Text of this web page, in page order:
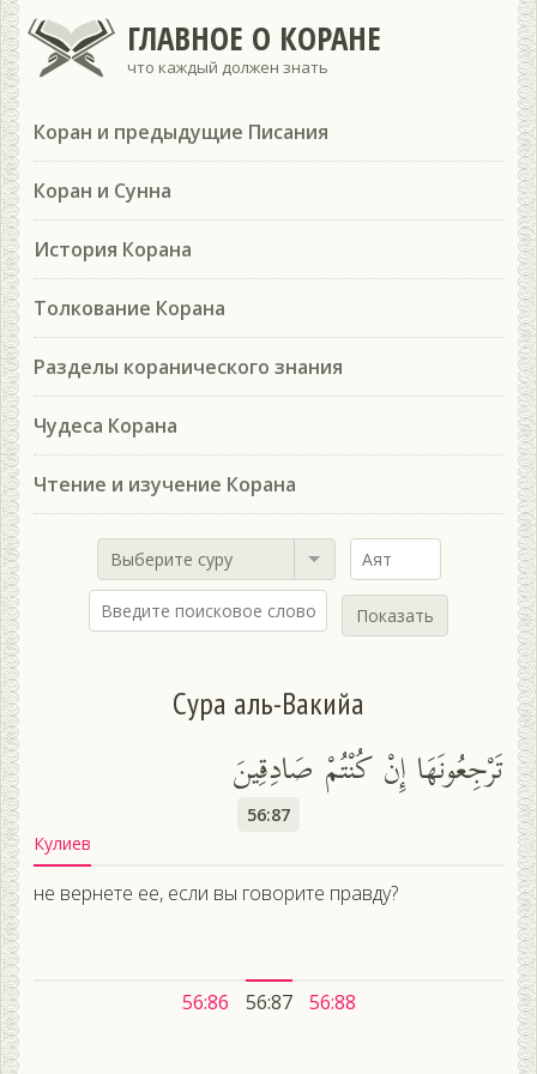
ГЛАВНОЕ О КОРАНЕ
что каждый должен знать
Коран и предыдущие Писания
Коран и Сунна
История Корана
Толкование Корана
Разделы коранического знания
Чудеса Корана
Чтение и изучение Корана
Выберите суру
Показать
Сура аль-Вакийа
تَرْجِعُونَهَا إِنْ كُنْتُمْ صَادِقِينَ
56:87
Кулиев
не вернете ее, если вы говорите правду?
56:86 56:87 56:88